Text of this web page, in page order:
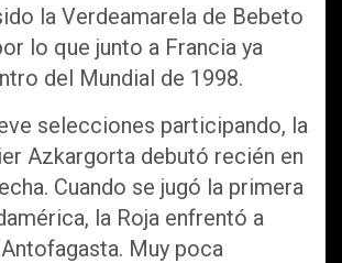
la Verdeamarela de Bebeto
lo que junto a Francia ya
del Mundial de 1998.
selecciones participando, la
Azkargorta debutó recién en
Cuando se jugó la primera
la Roja enfrentó a
Muy poca